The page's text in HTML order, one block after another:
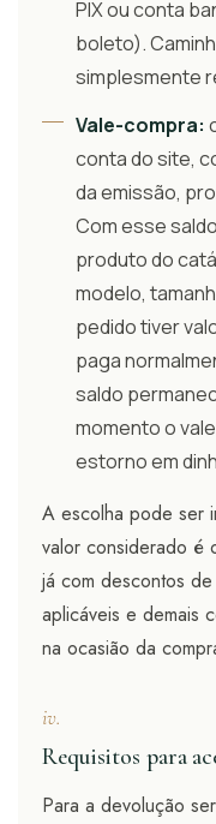
PIX ou conta
boleto).
simplesmente
Vale-compra:
conta do site,
da emissão,
Com esse
produto do
modelo,
pedido tiver
paga
saldo
momento o
estorno em
A escolha pode ser
valor considerado é
já com descontos
aplicáveis e demais
na ocasião da
iv.
Requisitos para
Para a devolução